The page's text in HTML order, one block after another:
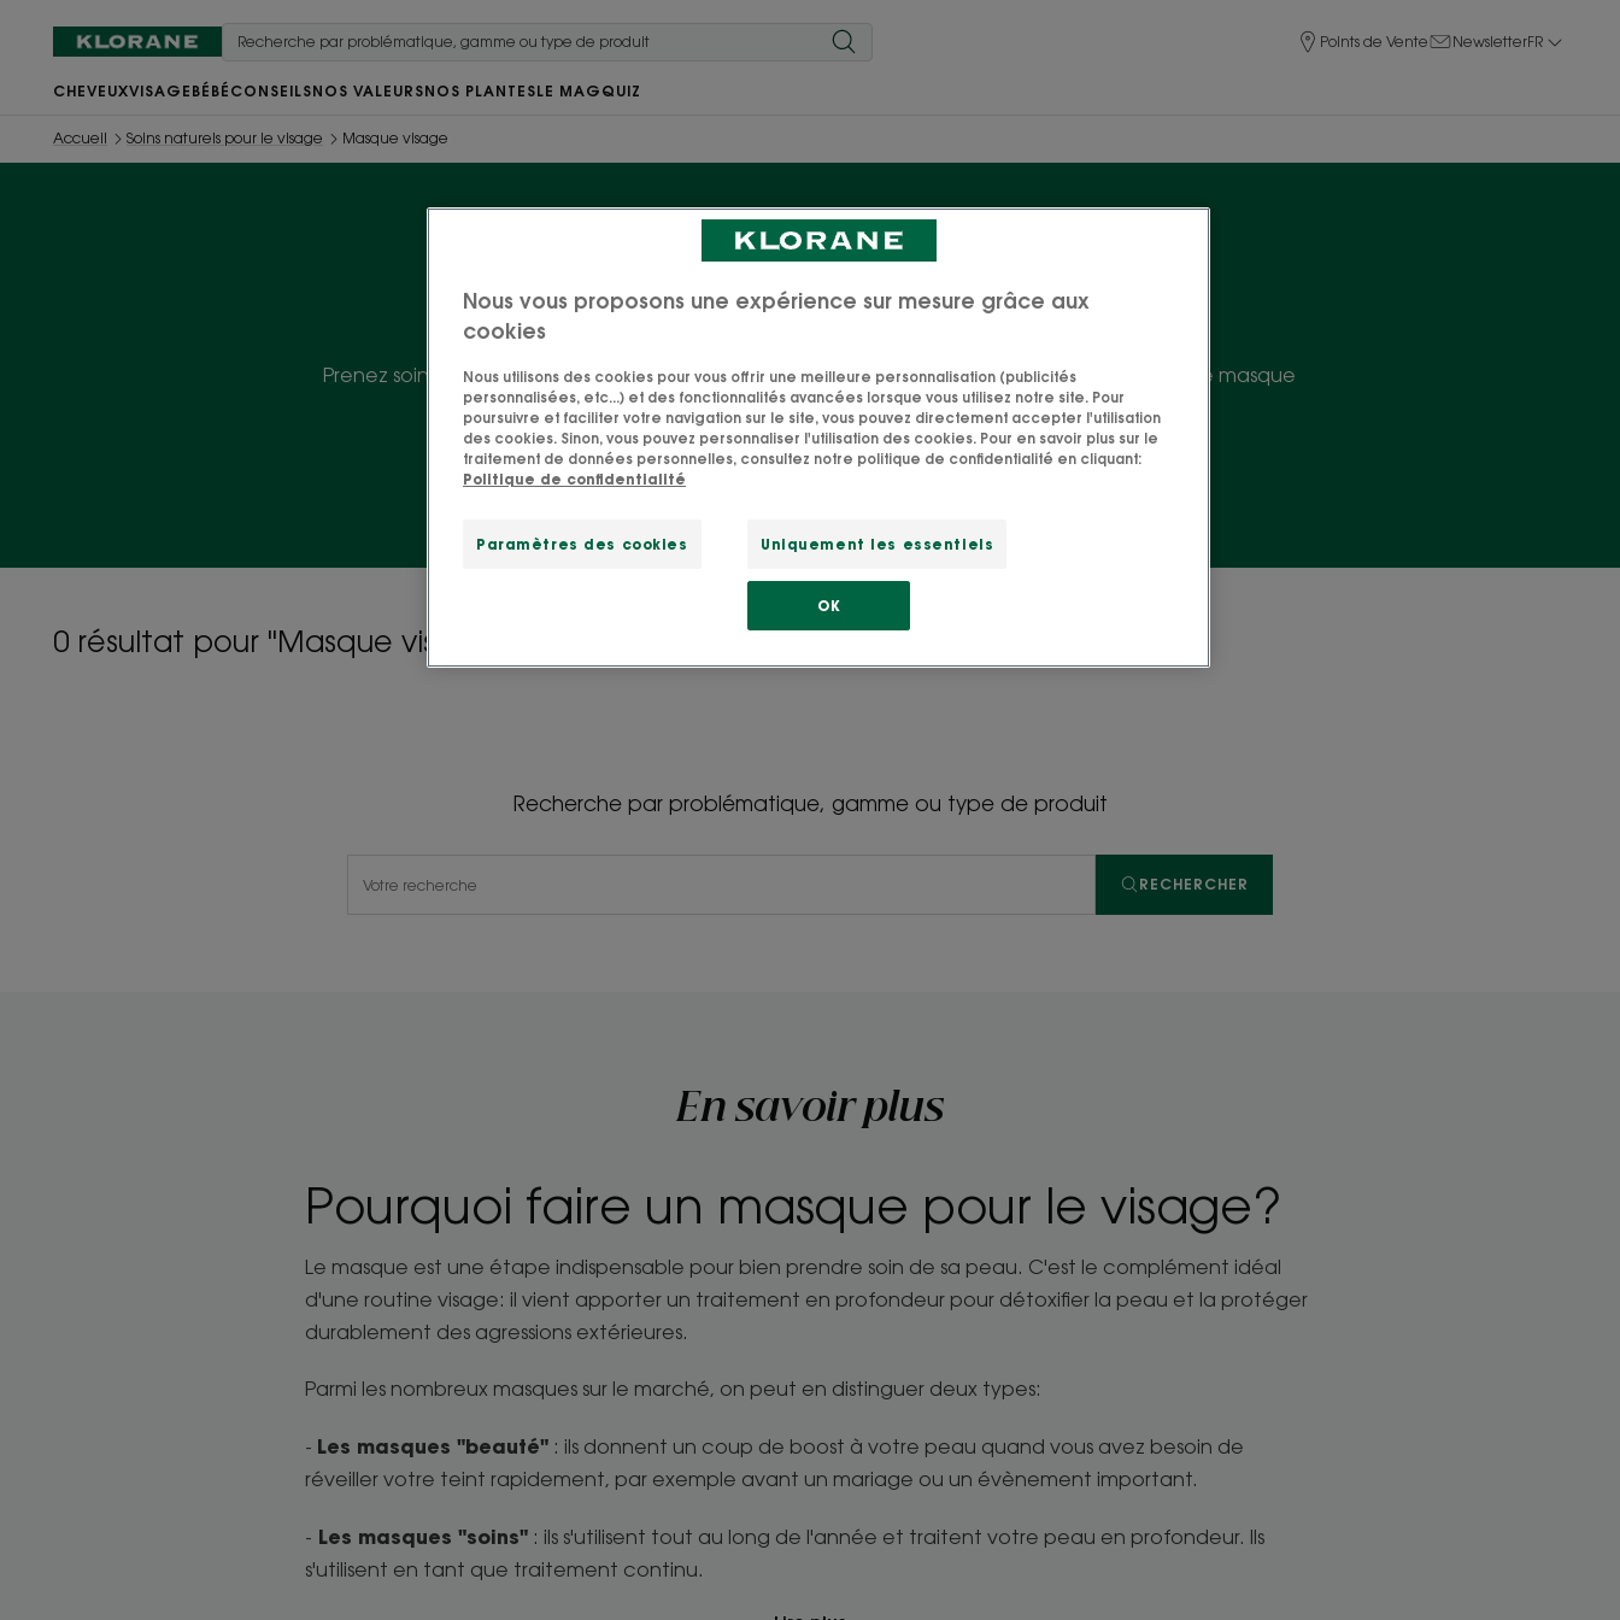
Points de Vente NewsletterFR
CHEVEUXVISAGE BÉBÉ CONSEILSNOS VALEURSNOS PLANTESLE MAG QUIZ
Accueil Soins naturels pour le visage Masque visage
Masque visage
Prenez soin de votre peau et accordez-vous un moment de détente bien mérité avec notre masque
visage aux actifs d'origine naturelle.
0 résultat pour "Masque visage"
Recherche par problématique, gamme ou type de produit
RECHERCHER
En savoir plus
Pourquoi faire un masque pour le visage?
Le masque est une étape indispensable pour bien prendre soin de sa peau. C'est le complément idéal
d'une routine visage: il vient apporter un traitement en profondeur pour détoxifier la peau et la protéger
durablement des agressions extérieures.
Parmi les nombreux masques sur le marché, on peut en distinguer deux types:
- Les masques "beauté" : ils donnent un coup de boost à votre peau quand vous avez besoin de
réveiller votre teint rapidement, par exemple avant un mariage ou un évènement important.
- Les masques "soins" : ils s'utilisent tout au long de l'année et traitent votre peau en profondeur. Ils
s'utilisent en tant que traitement continu.
Nous vous proposons une expérience sur mesure grâce aux
cookies
Nous utilisons des cookies pour vous offrir une meilleure personnalisation (publicités
personnalisées, etc...) et des fonctionnalités avancées lorsque vous utilisez notre site. Pour
poursuivre et faciliter votre navigation sur le site, vous pouvez directement accepter l'utilisation
des cookies. Sinon, vous pouvez personnaliser l'utilisation des cookies. Pour en savoir plus sur le
traitement de données personnelles, consultez notre politique de confidentialité en cliquant:
Politique de confidentialité
Paramètres des cookies Uniquement les essentiels
OK